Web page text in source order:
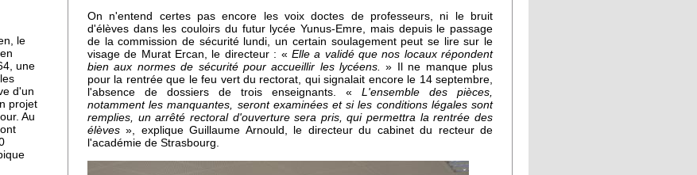
le
une
d'un
projet
Au
On n'entend certes pas encore les voix doctes de professeurs, ni le bruit
d'élèves dans les couloirs du futur lycée Yunus-Emre, mais depuis le passage
de la commission de sécurité lundi, un certain soulagement peut se lire sur le
visage de Murat Ercan, le directeur : « Elle a validé que nos locaux répondent
bien aux normes de sécurité pour accueillir les lycéens. » Il ne manque plus
pour la rentrée que le feu vert du rectorat, qui signalait encore le 14 septembre,
l'absence de dossiers de trois enseignants. « L'ensemble des pièces,
notamment les manquantes, seront examinées et si les conditions légales sont
remplies, un arrêté rectoral d'ouverture sera pris, qui permettra la rentrée des
élèves », explique Guillaume Arnould, le directeur du cabinet du recteur de
l'académie de Strasbourg.